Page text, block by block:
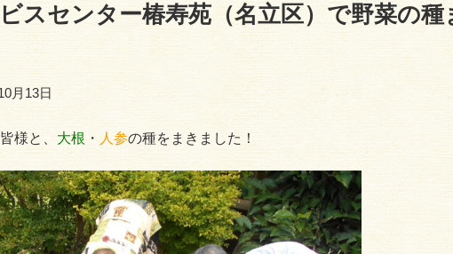
スセンター椿寿苑（名立区）で野菜の種
月13日
様と、 大根 ・ 人参の種をまきました！